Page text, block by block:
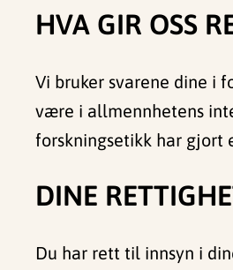
HVA GIR OSS
Vi bruker svarene dine i
være i allmennhetens
forskningsetikk har gjort
DINE
Du har rett til innsyn i